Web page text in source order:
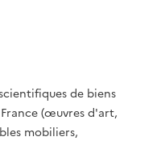
de biens
(œuvres d'art,
mobiliers,